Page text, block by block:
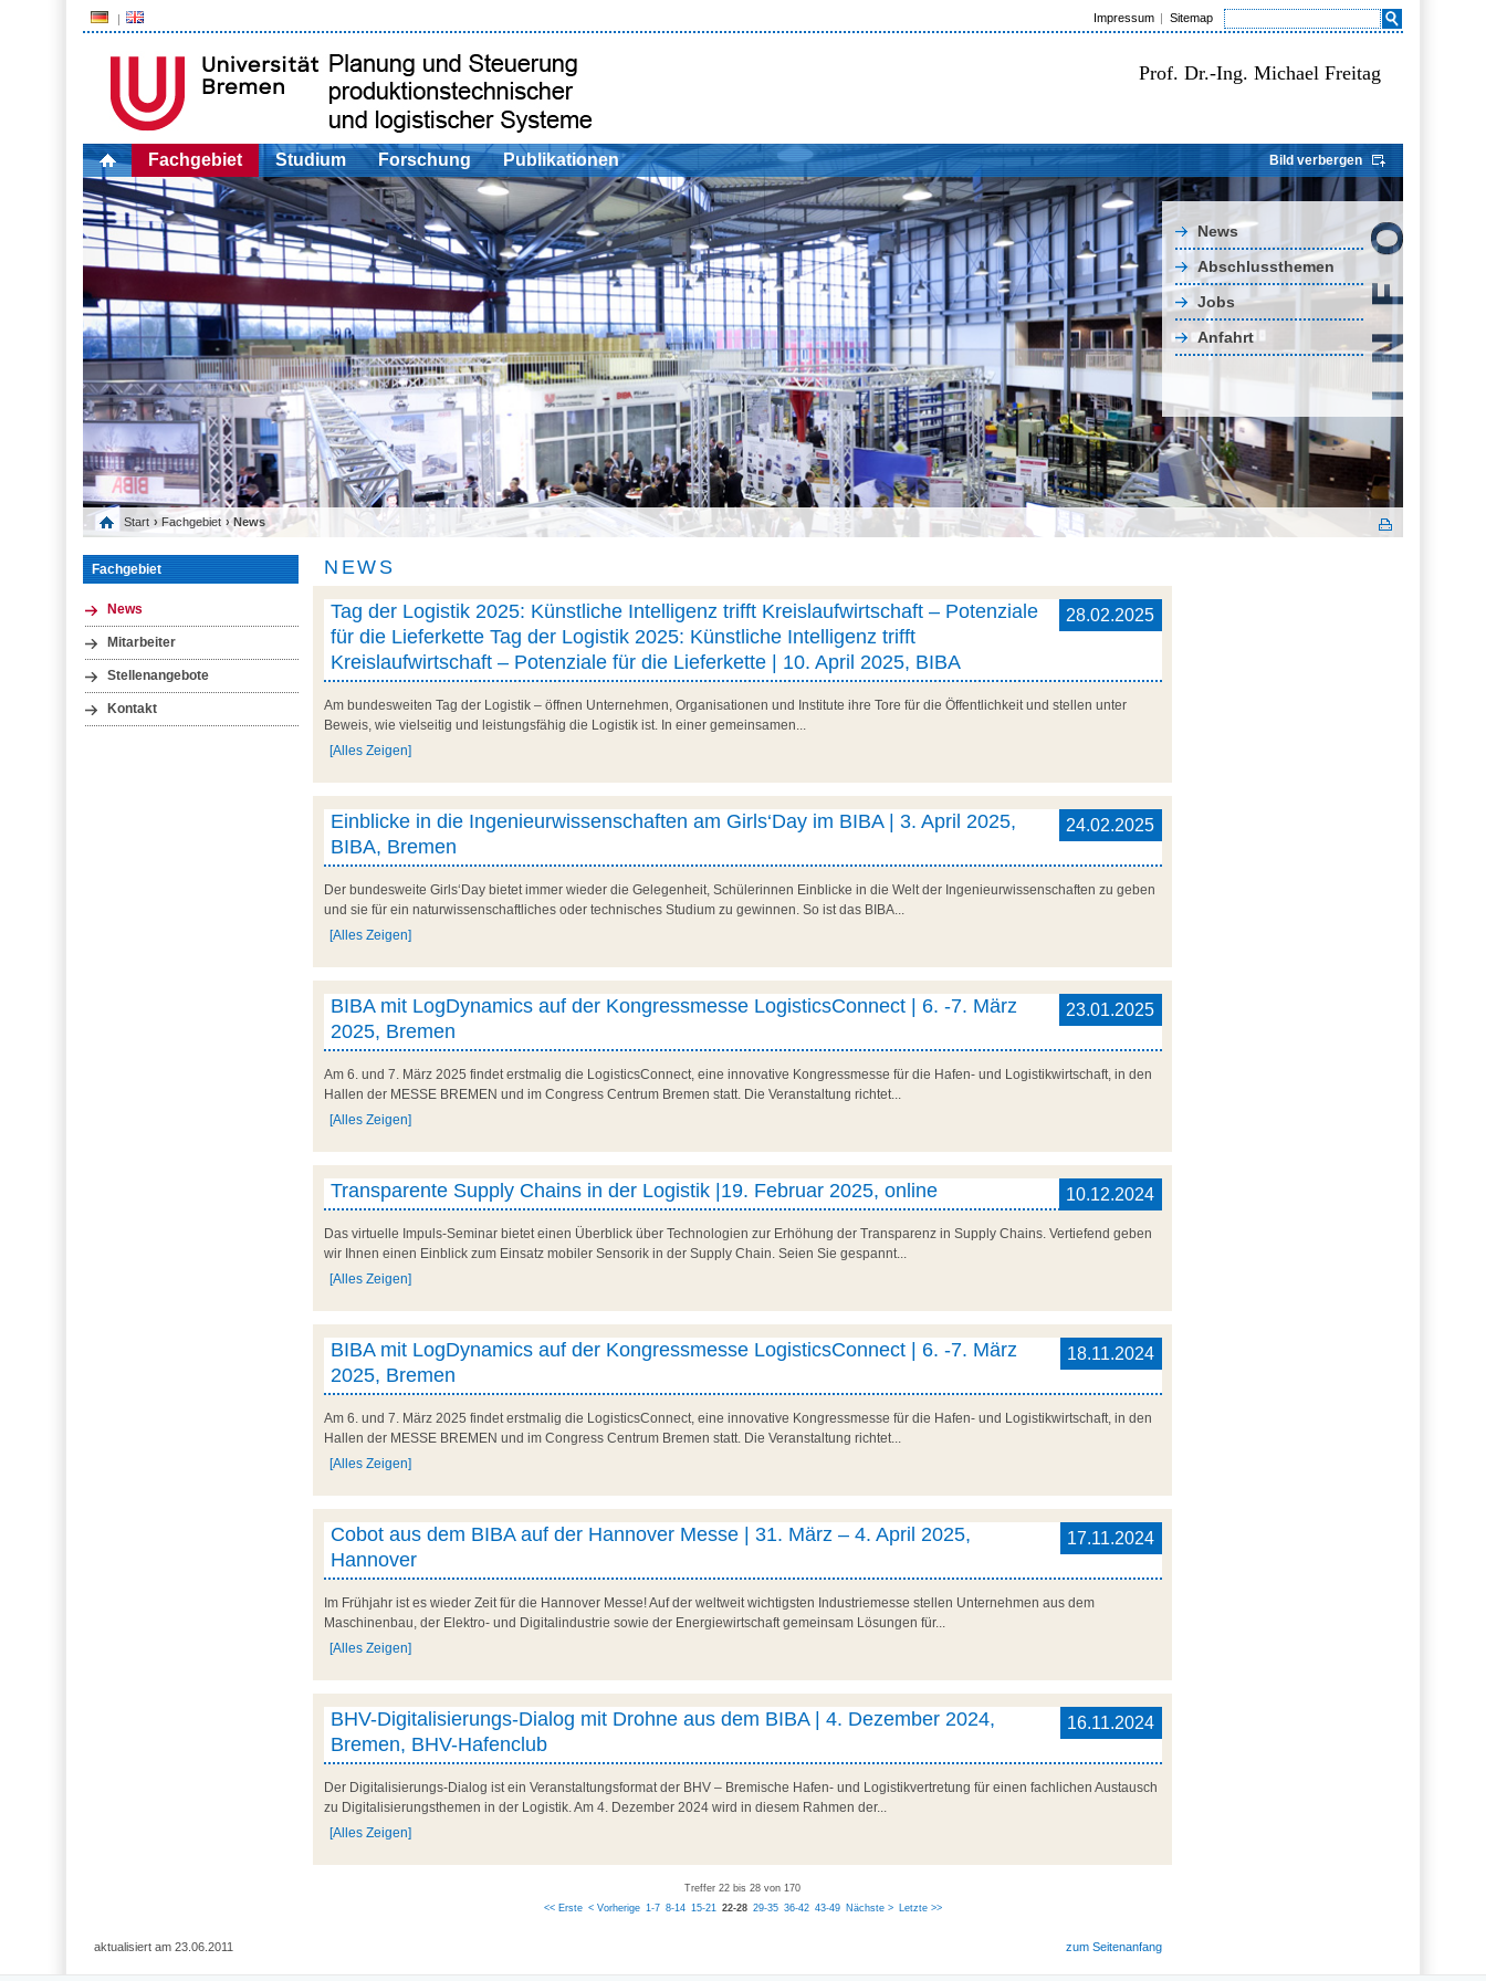
Impressum Sitemap
Prof. Dr.-Ing. Michael Freitag
Fachgebiet Studium Forschung Publikationen Bild verbergen
News
Abschlussthemen
Jobs
Anfahrt
Start › Fachgebiet › News
Fachgebiet
News
Mitarbeiter
Stellenangebote
Kontakt
NEWS
28.02.2025
Tag der Logistik 2025: Künstliche Intelligenz trifft Kreislaufwirtschaft – Potenziale
für die Lieferkette Tag der Logistik 2025: Künstliche Intelligenz trifft
Kreislaufwirtschaft – Potenziale für die Lieferkette | 10. April 2025, BIBA
Am bundesweiten Tag der Logistik – öffnen Unternehmen, Organisationen und Institute ihre Tore für die Öffentlichkeit und stellen unter
Beweis, wie vielseitig und leistungsfähig die Logistik ist. In einer gemeinsamen...
[Alles Zeigen]
24.02.2025
Einblicke in die Ingenieurwissenschaften am Girls‘Day im BIBA | 3. April 2025,
BIBA, Bremen
Der bundesweite Girls‘Day bietet immer wieder die Gelegenheit, Schülerinnen Einblicke in die Welt der Ingenieurwissenschaften zu geben
und sie für ein naturwissenschaftliches oder technisches Studium zu gewinnen. So ist das BIBA...
[Alles Zeigen]
23.01.2025
BIBA mit LogDynamics auf der Kongressmesse LogisticsConnect | 6. -7. März
2025, Bremen
Am 6. und 7. März 2025 findet erstmalig die LogisticsConnect, eine innovative Kongressmesse für die Hafen- und Logistikwirtschaft, in den
Hallen der MESSE BREMEN und im Congress Centrum Bremen statt. Die Veranstaltung richtet...
[Alles Zeigen]
10.12.2024
Transparente Supply Chains in der Logistik |19. Februar 2025, online
Das virtuelle Impuls-Seminar bietet einen Überblick über Technologien zur Erhöhung der Transparenz in Supply Chains. Vertiefend geben
wir Ihnen einen Einblick zum Einsatz mobiler Sensorik in der Supply Chain. Seien Sie gespannt...
[Alles Zeigen]
18.11.2024
BIBA mit LogDynamics auf der Kongressmesse LogisticsConnect | 6. -7. März
2025, Bremen
Am 6. und 7. März 2025 findet erstmalig die LogisticsConnect, eine innovative Kongressmesse für die Hafen- und Logistikwirtschaft, in den
Hallen der MESSE BREMEN und im Congress Centrum Bremen statt. Die Veranstaltung richtet...
[Alles Zeigen]
17.11.2024
Cobot aus dem BIBA auf der Hannover Messe | 31. März – 4. April 2025,
Hannover
Im Frühjahr ist es wieder Zeit für die Hannover Messe! Auf der weltweit wichtigsten Industriemesse stellen Unternehmen aus dem
Maschinenbau, der Elektro- und Digitalindustrie sowie der Energiewirtschaft gemeinsam Lösungen für...
[Alles Zeigen]
16.11.2024
BHV-Digitalisierungs-Dialog mit Drohne aus dem BIBA | 4. Dezember 2024,
Bremen, BHV-Hafenclub
Der Digitalisierungs-Dialog ist ein Veranstaltungsformat der BHV – Bremische Hafen- und Logistikvertretung für einen fachlichen Austausch
zu Digitalisierungsthemen in der Logistik. Am 4. Dezember 2024 wird in diesem Rahmen der...
[Alles Zeigen]
Treffer 22 bis 28 von 170
<< Erste < Vorherige 1-7 8-14 15-21 22-28 29-35 36-42 43-49 Nächste > Letzte >>
aktualisiert am 23.06.2011 zum Seitenanfang